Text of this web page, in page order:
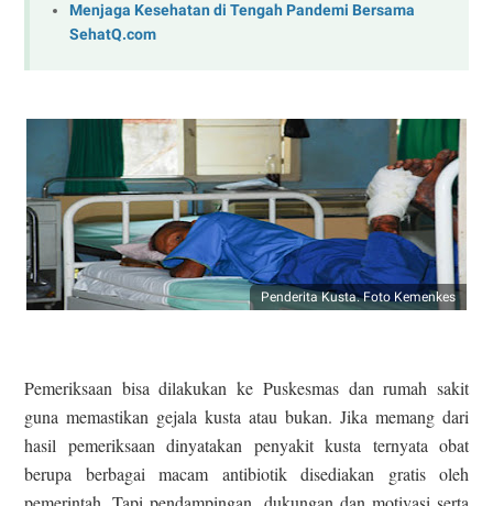
Menjaga Kesehatan di Tengah Pandemi Bersama
SehatQ.com
Penderita Kusta. Foto Kemenkes
Pemeriksaan bisa dilakukan ke Puskesmas dan rumah sakit
guna memastikan gejala kusta atau bukan. Jika memang dari
hasil pemeriksaan dinyatakan penyakit kusta ternyata obat
berupa berbagai macam antibiotik disediakan gratis oleh